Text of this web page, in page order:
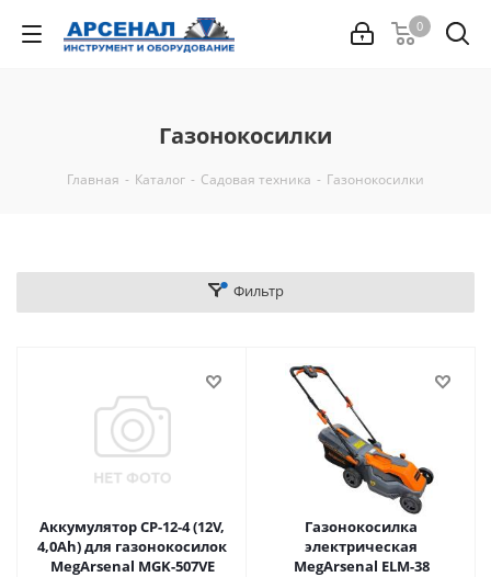
0
Газонокосилки
Главная - Каталог - Садовая техника - Газонокосилки
Фильтр
Аккумулятор СР-12-4 (12V,
4,0Ah) для газонокосилок
MegArsenal MGK-507VE
Газонокосилка
электрическая
MegArsenal ELM-38